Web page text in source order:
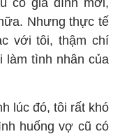
có gia đình mới,
Nhưng thực tế
với tôi, thậm chí
làm tình nhân của
lúc đó, tôi rất khó
huống vợ cũ có